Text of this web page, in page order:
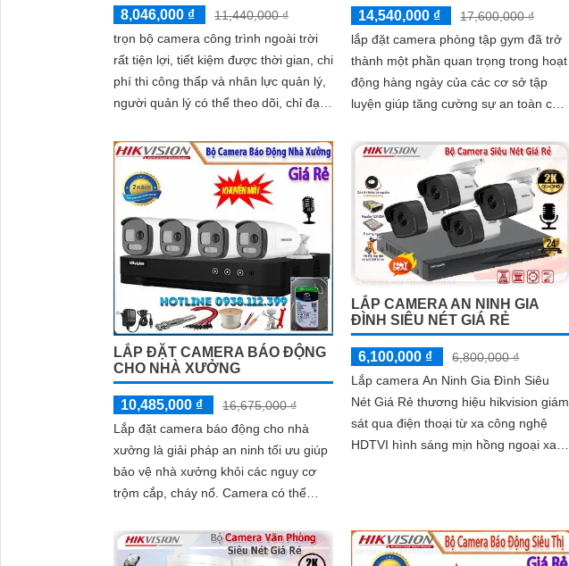
8,046,000 ₫
11,440,000 ₫
trọn bộ camera công trình ngoài trời
rất tiện lợi, tiết kiệm được thời gian, chi
phí thi công thấp và nhân lực quản lý,
người quản lý có thể theo dõi, chỉ đạo
cả khi không có ở đó.
14,540,000 ₫
17,600,000 ₫
lắp đặt camera phòng tập gym đã trở
thành một phần quan trọng trong hoạt
động hàng ngày của các cơ sở tập
luyện giúp tăng cường sự an toàn cho
LẮP ĐẶT CAMERA BÁO ĐỘNG
CHO NHÀ XƯỞNG
10,485,000 ₫
16,675,000 ₫
Lắp đặt camera báo động cho nhà
xưởng là giải pháp an ninh tối ưu giúp
bảo vệ nhà xưởng khỏi các nguy cơ
trộm cắp, cháy nổ. Camera có thể
của nhân viên, đảm bảo nhân viên làm
việc đúng quy định
LẮP CAMERA AN NINH GIA
ĐÌNH SIÊU NÉT GIÁ RẺ
6,100,000 ₫
6,800,000 ₫
Lắp camera An Ninh Gia Đình Siêu
Nét Giá Rẻ thương hiệu hikvision giám
sát qua điện thoại từ xa công nghệ
HDTVI hình sáng mịn hồng ngoại xa